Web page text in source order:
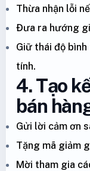
Thừa nhận lỗi
Đưa ra hướng
Giữ thái độ
tính.
4. Tạo
bán
Gửi lời cảm ơn
Tặng mã giảm
Mời tham gia